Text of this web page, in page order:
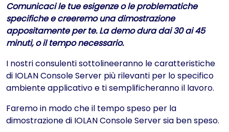
Comunicaci le tue esigenze o le problematiche
specifiche e creeremo una dimostrazione
appositamente per te. La demo dura dai 30 ai 45
minuti, o il tempo necessario.
I nostri consulenti sottolineeranno le caratteristiche
di IOLAN Console Server più rilevanti per lo specifico
ambiente applicativo e ti semplificheranno il lavoro.
Faremo in modo che il tempo speso per la
dimostrazione di IOLAN Console Server sia ben speso.